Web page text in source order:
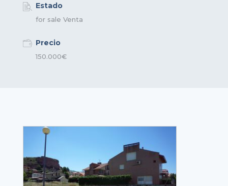
Estado
for sale Venta
Precio
150.000€